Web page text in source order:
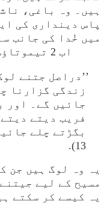
ہیں۔ وہ باغی،
پاس دینداری کی
میں خُدا کی جانب
اب 2 تیموتاؤس3:12، 13 کو سُنیں۔
’’دراصل جتنے
زندگی گزارنا
جائیں گے۔ اور
فریب دیتے
13).
یہ وہ لوگ ہیں جن
مسیح کے لیے
یہ کیسے کر سکتے